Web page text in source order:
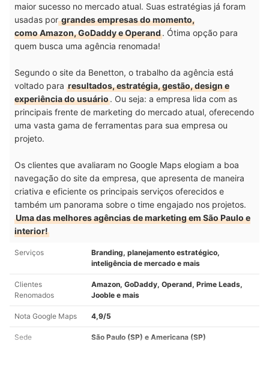
maior sucesso no mercado atual. Suas estratégias já foram
usadas porgrandes empresas do momento,
como Amazon, GoDaddy e Operand. Ótima opção para
quem busca uma agência renomada!
Segundo o site da Benetton, o trabalho da agência está
voltado para resultados, estratégia, gestão, design e
experiência do usuário. Ou seja: a empresa lida com as
principais frente de marketing do mercado atual, oferecendo
uma vasta gama de ferramentas para sua empresa ou
projeto.
Os clientes que avaliaram no Google Maps elogiam a boa
navegação do site da empresa, que apresenta de maneira
criativa e eficiente os principais serviços oferecidos e
também um panorama sobre o time engajado nos projetos.
Uma das melhores agências de marketing em São Paulo e
interior!
Serviços
Branding, planejamento estratégico,
inteligência de mercado e mais
Clientes
Renomados
Amazon, GoDaddy, Operand, Prime Leads,
Jooble e mais
Nota Google Maps 4,9/5
Sede São Paulo (SP) e Americana (SP)